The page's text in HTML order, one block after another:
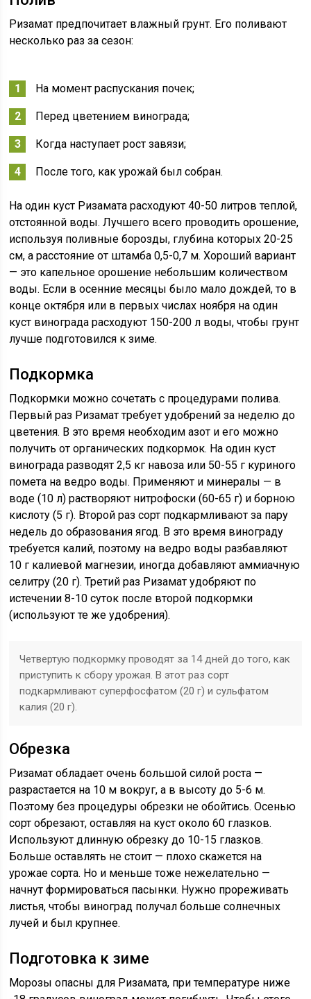
Ризамат предпочитает влажный грунт. Его поливают
несколько раз за сезон:
На момент распускания почек;
Перед цветением винограда;
Когда наступает рост завязи;
После того, как урожай был собран.
На один куст Ризамата расходуют 40-50 литров теплой,
отстоянной воды. Лучшего всего проводить орошение,
используя поливные борозды, глубина которых 20-25
см, а расстояние от штамба 0,5-0,7 м. Хороший вариант
— это капельное орошение небольшим количеством
воды. Если в осенние месяцы было мало дождей, то в
конце октября или в первых числах ноября на один
куст винограда расходуют 150-200 л воды, чтобы грунт
лучше подготовился к зиме.
Подкормка
Подкормки можно сочетать с процедурами полива.
Первый раз Ризамат требует удобрений за неделю до
цветения. В это время необходим азот и его можно
получить от органических подкормок. На один куст
винограда разводят 2,5 кг навоза или 50-55 г куриного
помета на ведро воды. Применяют и минералы — в
воде (10 л) растворяют нитрофоски (60-65 г) и борною
кислоту (5 г). Второй раз сорт подкармливают за пару
недель до образования ягод. В это время винограду
требуется калий, поэтому на ведро воды разбавляют
10 г калиевой магнезии, иногда добавляют аммиачную
селитру (20 г). Третий раз Ризамат удобряют по
истечении 8-10 суток после второй подкормки
(используют те же удобрения).
Четвертую подкормку проводят за 14 дней до того, как
приступить к сбору урожая. В этот раз сорт
подкармливают суперфосфатом (20 г) и сульфатом
калия (20 г).
Обрезка
Ризамат обладает очень большой силой роста —
разрастается на 10 м вокруг, а в высоту до 5-6 м.
Поэтому без процедуры обрезки не обойтись. Осенью
сорт обрезают, оставляя на куст около 60 глазков.
Используют длинную обрезку до 10-15 глазков.
Больше оставлять не стоит — плохо скажется на
урожае сорта. Но и меньше тоже нежелательно —
начнут формироваться пасынки. Нужно прореживать
листья, чтобы виноград получал больше солнечных
лучей и был крупнее.
Подготовка к зиме
Морозы опасны для Ризамата, при температуре ниже